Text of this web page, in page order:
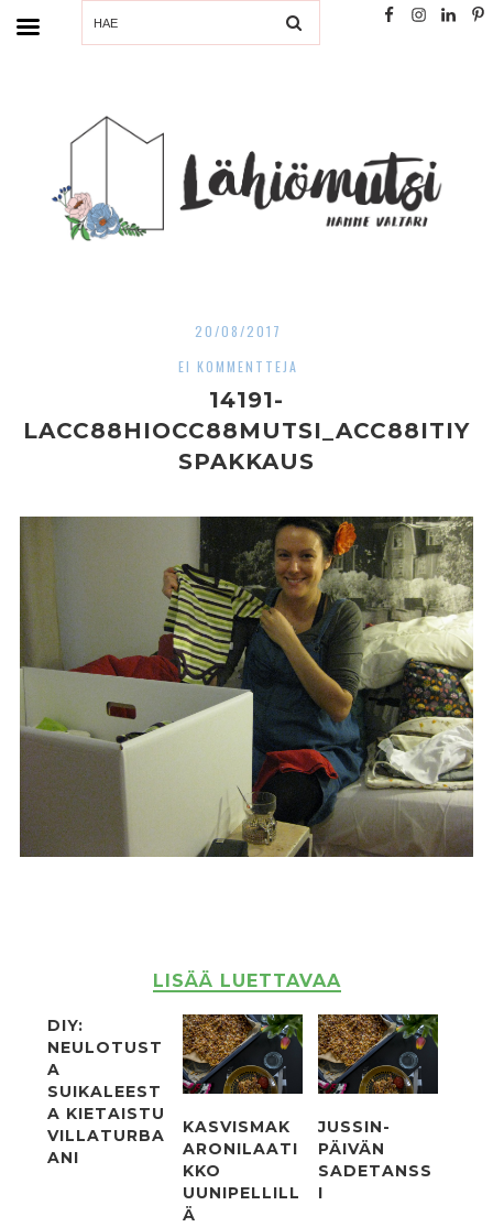
SEARCH
20/08/2017
EI KOMMENTTEJA
14191-
LACC88HIOCC88MUTSI_ACC88ITIY
SPAKKAUS
LISÄÄ LUETTAVAA
DIY:
NEULOTUST
A
SUIKALEEST
A KIETAISTU
VILLATURBA
ANI
KASVISMAK
ARONILAATI
KKO
UUNIPELLILL
Ä
JUSSIN-
PÄIVÄN
SADETANSS
I